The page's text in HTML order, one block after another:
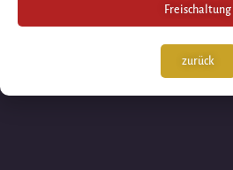
Freischaltung
zurück